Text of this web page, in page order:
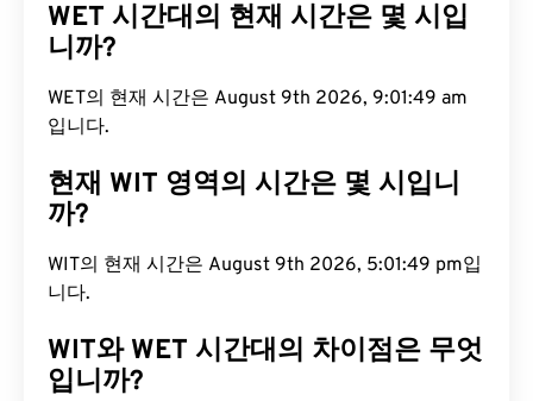
WET 시간대의 현재 시간은 몇 시입
니까?
WET의 현재 시간은 August 9th 2026, 9:01:50 am
입니다.
현재 WIT 영역의 시간은 몇 시입니
까?
WIT의 현재 시간은 August 9th 2026, 5:01:50 pm입
니다.
WIT와 WET 시간대의 차이점은 무엇
입니까?